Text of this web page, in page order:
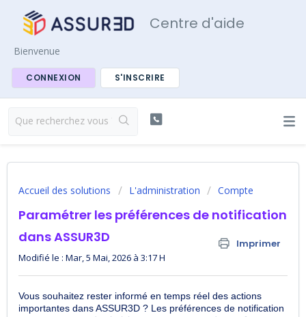
Centre d'aide
Bienvenue
CONNEXION S'INSCRIRE
Accueil des solutions L'administration Compte
Paramétrer les préférences de notification
dans ASSUR3D
Imprimer
Modifié le : Mar, 5 Mai, 2026 à 3:17 H
Vous souhaitez rester informé en temps réel des actions
importantes dans ASSUR3D ? Les préférences de notification